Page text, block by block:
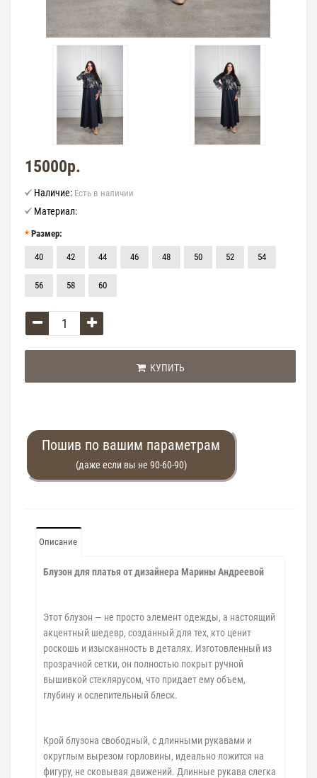
15000р.
Наличие: Есть в наличии
Материал:
Размер:
40 42 44 46 48 50 52 54
56 58 60
КУПИТЬ
Пошив по вашим параметрам
(даже если вы не 90-60-90)
Описание
Блузон для платья от дизайнера Марины Андреевой
Этот блузон — не просто элемент одежды, а настоящий
акцентный шедевр, созданный для тех, кто ценит
роскошь и изысканность в деталях. Изготовленный из
прозрачной сетки, он полностью покрыт ручной
вышивкой стеклярусом, что придает ему объем,
глубину и ослепительный блеск.
Крой блузона свободный, с длинными рукавами и
округлым вырезом горловины, идеально ложится на
фигуру, не сковывая движений. Длинные рукава слегка